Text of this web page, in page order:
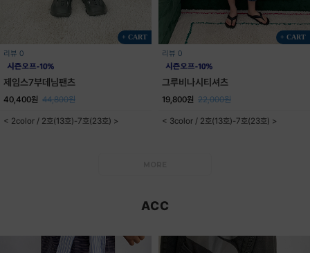
+ CART
리뷰 0
제임스7부데님팬츠
40,400원 44,800원
< 2color / 2호(13호)-7호(23호) >
+ CART
리뷰 0
그루비나시티셔츠
19,800원 22,000원
< 3color / 2호(13호)-7호(23호) >
ACC